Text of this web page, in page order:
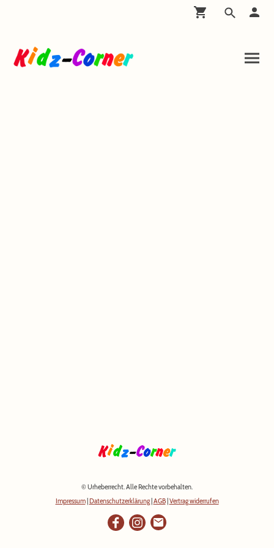
© Urheberrecht. Alle Rechte vorbehalten.
Impressum| Datenschutzerklärung| AGB| Vertrag widerrufen